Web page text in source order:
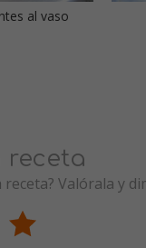
al vaso
receta
Valórala y